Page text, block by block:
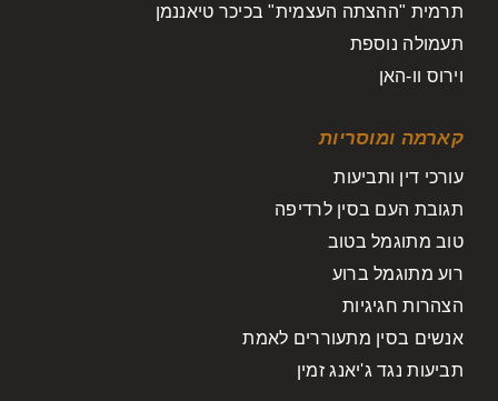
תרמית "ההצתה העצמית" בכיכר טיאננמן
תעמולה נוספת
וירוס וו-האן
קארמה ומוסריות
עורכי דין ותביעות
תגובת העם בסין לרדיפה
טוב מתוגמל בטוב
רוע מתוגמל ברוע
הצהרות חגיגיות
אנשים בסין מתעוררים לאמת
תביעות נגד ג'יאנג זמין